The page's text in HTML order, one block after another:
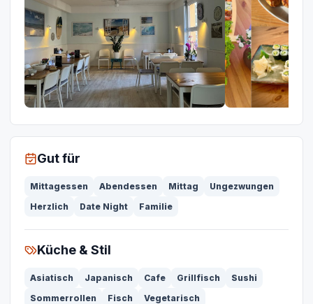
Gut für
Mittagessen Abendessen Mittag
Ungezwungen
Herzlich
Date Night Familie
Küche & Stil
Asiatisch Japanisch Cafe Grillfisch
Sushi
Sommerrollen
Fisch
Vegetarisch